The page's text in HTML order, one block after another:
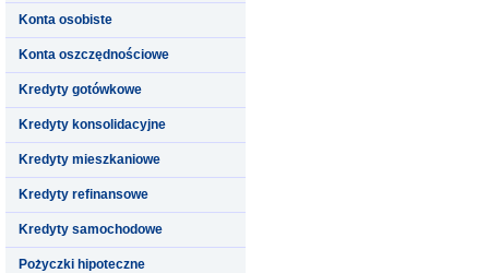
Konta osobiste
Konta oszczędnościowe
Kredyty gotówkowe
Kredyty konsolidacyjne
Kredyty mieszkaniowe
Kredyty refinansowe
Kredyty samochodowe
Pożyczki hipoteczne